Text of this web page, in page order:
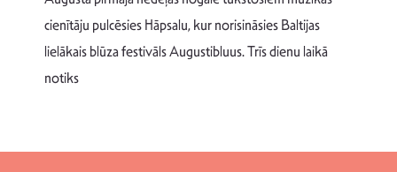
cienītāju pulcēsies Hāpsalu, kur norisināsies Baltijas
lielākais blūza festivāls Augustibluus. Trīs dienu laikā
notiks